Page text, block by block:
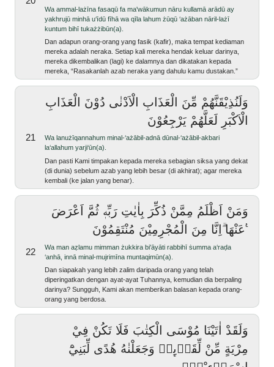
wa ammal-lażīna fasaqū fa ma'wākumun nāru kullamā arādū ay
yakhrujū minhā u‘īdū fīhā wa qīla lahum żūqū ‘ażāban nāril-lażī
kuntum bihī tukażżibūn(a).
Dan adapun orang-orang yang fasik (kafir), maka tempat kediaman
mereka adalah neraka. Setiap kali mereka hendak keluar darinya,
mereka dikembalikan (lagi) ke dalamnya dan dikatakan kepada
mereka, “Rasakanlah azab neraka yang dahulu kamu dustakan.”
21
وَلَنُذِيْقَنَّهُمْ مِّنَ الْعَذَابِ الْاَدْنٰى دُوْنَ الْعَذَابِ
الْاَكْبَرِ لَعَلَّهُمْ يَرْجِعُوْنَ
wa lanużīqannahum minal-‘ażābil-adnā dūnal-‘ażābil-akbari
la‘allahum yarji‘ūn(a).
Dan pasti Kami timpakan kepada mereka sebagian siksa yang dekat
(di dunia) sebelum azab yang lebih besar (di akhirat); agar mereka
kembali (ke jalan yang benar).
22
وَمَنْ اَظْلَمُ مِمَّنْ ذُكِّرَ بِاٰيٰتِ رَبِّهٖ ثُمَّ اَعْرَضَ
عَنْهَا ۗاِنَّا مِنَ الْمُجْرِمِيْنَ مُنْتَقِمُوْنَ ࣖ
wa man aẓlamu mimman żukkira bi'āyāti rabbihī ṡumma a‘raḍa
‘anhā, innā minal-mujrimīna muntaqimūn(a).
Dan siapakah yang lebih zalim daripada orang yang telah
diperingatkan dengan ayat-ayat Tuhannya, kemudian dia berpaling
darinya? Sungguh, Kami akan memberikan balasan kepada orang-
orang yang berdosa.
وَلَقَدْ اٰتَيْنَا مُوْسَى الْكِتٰبَ فَلَا تَكُنْ فِيْ
مِرْيَةٍ مِّنْ لِّقَاۤىِٕهٖ وَجَعَلْنٰهُ هُدًى لِّبَنِيْٓ